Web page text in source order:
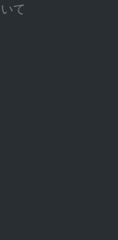
て